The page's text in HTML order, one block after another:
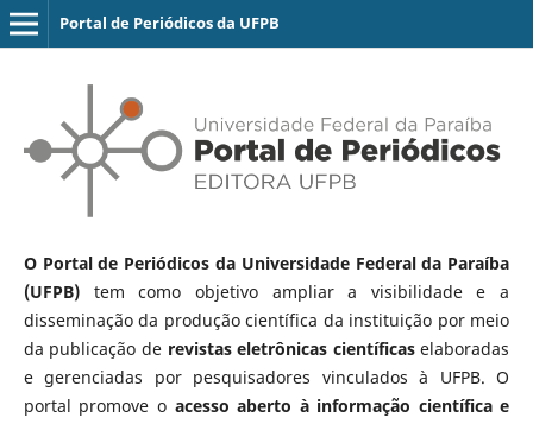
Portal de Periódicos da UFPB
O Portal de Periódicos da Universidade Federal da Paraíba
(UFPB)tem como objetivo ampliar a visibilidade e a
disseminação da produção científica da instituição por meio
da publicação de revistas eletrônicas científicaselaboradas
e gerenciadas por pesquisadores vinculados à UFPB. O
portal promove o acesso aberto à informação científica e